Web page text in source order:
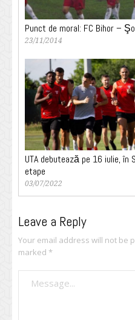
Punct de moral: FC Bihor –
23/11/2014
UTA debutează pe 16 iulie, în
etape
03/07/2022
Leave a Reply
Your email address will not be
marked *